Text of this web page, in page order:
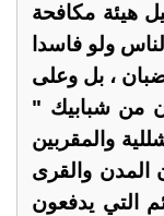
هيئة مكافحة
ولو فاسدا
، بل وعلى
من شبابيك "
والمقربين
المدن والقرى
التي يدفعون